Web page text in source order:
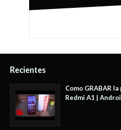
Recientes
Como GRABAR
Redmi A1 |